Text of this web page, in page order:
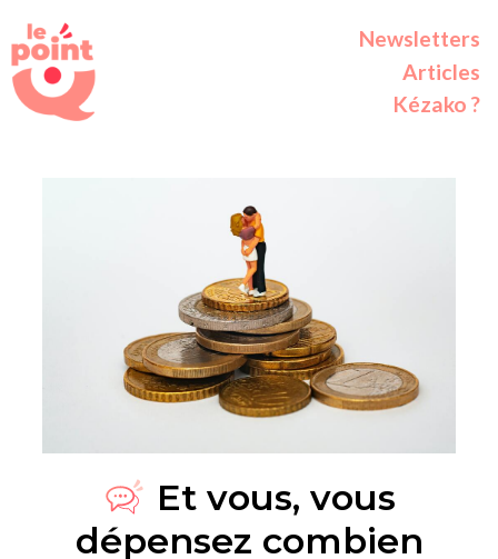
Newsletters
Articles
Kézako ?
Et vous, vous
dépensez combien